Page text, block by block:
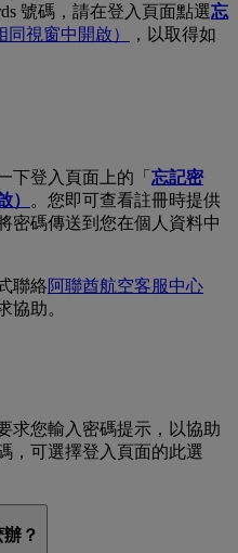
號碼，請在登入頁面點選忘
同視窗中開啟）
，以取得如
下登入頁面上的「 忘記密
）
。您即可查看註冊時提供
密碼傳送到您在個人資料中
聯絡阿聯酋航空客服中心
協助。
求您輸入密碼提示，以協助
，可選擇登入頁面的此選
？